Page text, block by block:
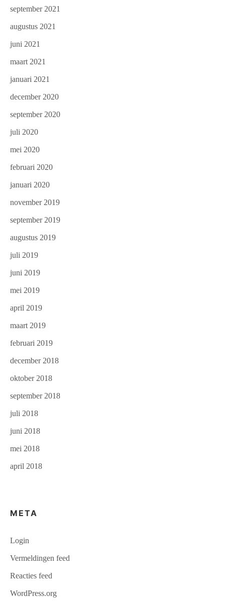
september 2021
augustus 2021
juni 2021
maart 2021
januari 2021
december 2020
september 2020
juli 2020
mei 2020
februari 2020
januari 2020
november 2019
september 2019
augustus 2019
juli 2019
juni 2019
mei 2019
april 2019
maart 2019
februari 2019
december 2018
oktober 2018
september 2018
juli 2018
juni 2018
mei 2018
april 2018
META
Login
Vermeldingen feed
Reacties feed
WordPress.org